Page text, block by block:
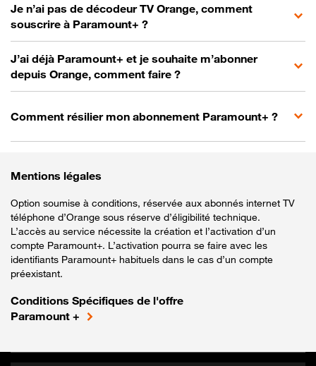
Je n’ai pas de décodeur TV Orange, comment
souscrire à Paramount+ ?
J’ai déjà Paramount+ et je souhaite m’abonner
depuis Orange, comment faire ?
Comment résilier mon abonnement Paramount+ ?
Mentions légales
Option soumise à conditions, réservée aux abonnés internet TV
téléphone d’Orange sous réserve d’éligibilité technique.
L’accès au service nécessite la création et l’activation d’un
compte Paramount+. L’activation pourra se faire avec les
identifiants Paramount+ habituels dans le cas d’un compte
préexistant.
Conditions Spécifiques de l'offre
Paramount +